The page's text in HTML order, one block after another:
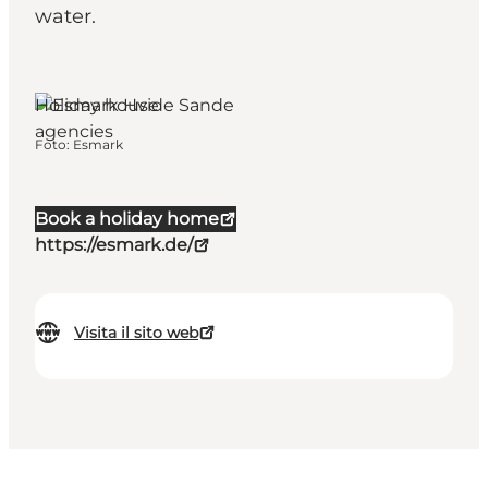
water.
Book a holiday home
https://esmark.de/
Visita il sito web
Holiday house
agencies
Foto: Esmark